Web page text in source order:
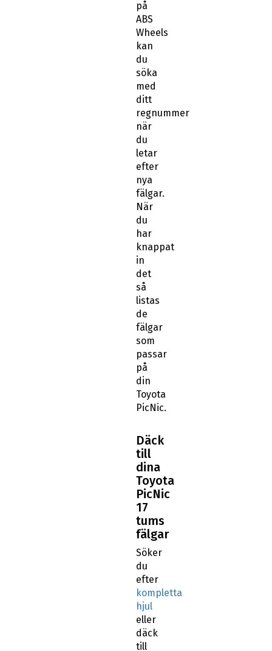
på
ABS
Wheels
kan
du
söka
med
ditt
regnummer
när
du
letar
efter
nya
fälgar.
När
du
har
knappat
in
det
så
listas
de
fälgar
som
passar
på
din
Toyota
PicNic.
Däck
till
dina
Toyota
PicNic
17
tums
fälgar
Söker
du
efter
kompletta
hjul
eller
däck
till